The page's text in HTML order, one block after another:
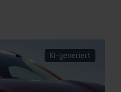
KI-generiert